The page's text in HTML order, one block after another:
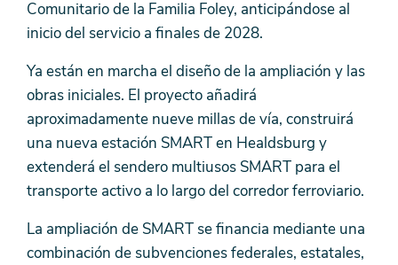
Comunitario de la Familia Foley, anticipándose al
inicio del servicio a finales de 2028.
Ya están en marcha el diseño de la ampliación y las
obras iniciales. El proyecto añadirá
aproximadamente nueve millas de vía, construirá
una nueva estación SMART en Healdsburg y
extenderá el sendero multiusos SMART para el
transporte activo a lo largo del corredor ferroviario.
La ampliación de SMART se financia mediante una
combinación de subvenciones federales, estatales,